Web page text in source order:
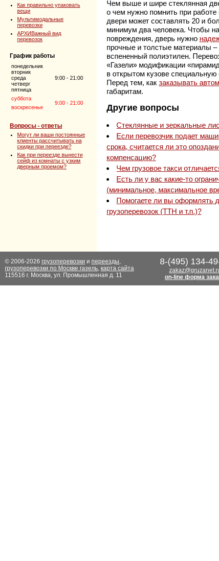
Как правильно упаковать
вещи
Мультимодальные
перевозки
АРХИВажный вид
перевозок
График работы
понедельник
вторник
среда
четверг
пятница
9:00 - 21:00
суббота
9:00 - 21:00
воскресенье
Вопросы - ответы
Могут ли ваши постоянные
клиенты рассчитывать на
скидки при переезде?
Как при переезде вынести
сейф из комнаты с узким
дверным проемом?
Чем выше и шире стеклянная
о чем нужно помнить при
двери может составлять 20 и
минимум два человека. Чтобы
повреждения, дверь нужно
прочные и толстые материалы
вспененный полиэтилен.
«Газели» модификации
в открытом кузове
Перед тем, как заказывать
габаритам.
Другие вопросы
Стеклянные и зеркальные
Если перевозчик подает
срока, считается ли это
компенсацию?
Чем грузовое такси
Есть ли у вас какие-то
(минимальное, максимальное
Помогаете ли вы оформлять
грузоперевозок (ТТН и т.п.)?
© 2006-2026 грузоперевозки и переезды,
грузоперевозки по Москве газель, карта сайта
115516 г. Москва, ул. Промышленная д. 11
8-(495) 134-
on-line форма